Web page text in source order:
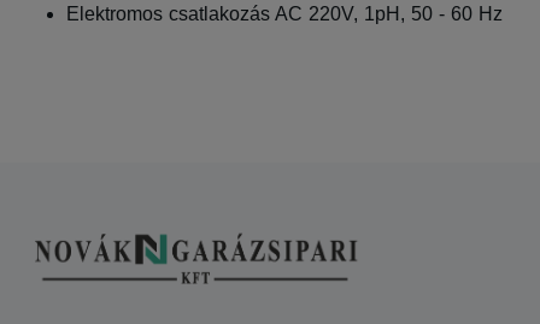
Elektromos csatlakozás AC 220V, 1pH, 50 - 60 Hz